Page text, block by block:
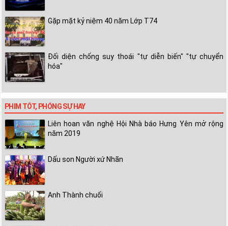
Gặp mặt kỷ niệm 40 năm Lớp T74
Đối diện chống suy thoái "tự diễn biến" "tự chuyển
hóa"
PHIM TỐT, PHÓNG SỰ HAY
Liên hoan văn nghệ Hội Nhà báo Hưng Yên mở rộng
năm 2019
Dấu son Người xứ Nhãn
Anh Thành chuối